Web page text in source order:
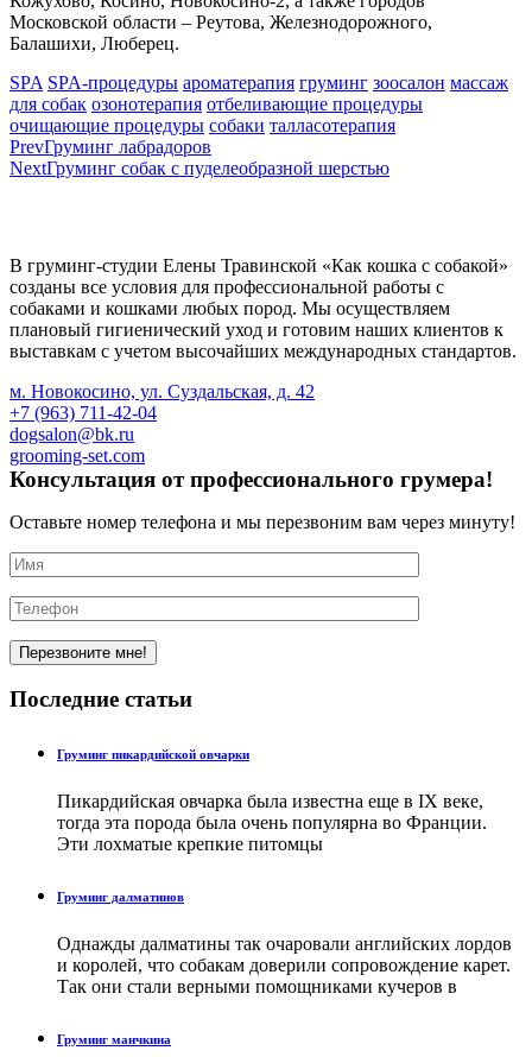
Московской области – Реутова, Железнодорожного,
Балашихи, Люберец.
SPA SPA-процедуры ароматерапия груминг зоосалон массаж
для собак озонотерапия отбеливающие процедуры
очищающие процедуры собаки талласотерапия
PrevГруминг лабрадоров
NextГруминг собак с пуделеобразной шерстью
В груминг-студии Елены Травинской «Как кошка с собакой»
созданы все условия для профессиональной работы с
собаками и кошками любых пород. Мы осуществляем
плановый гигиенический уход и готовим наших клиентов к
выставкам с учетом высочайших международных стандартов.
м. Новокосино, ул. Суздальская, д. 42
+7 (963) 711-42-04
dogsalon@bk.ru
grooming-set.com
Консультация от профессионального грумера!
Оставьте номер телефона и мы перезвоним вам через минуту!
Последние статьи
Груминг пикардийской овчарки
Пикардийская овчарка была известна еще в IX веке,
тогда эта порода была очень популярна во Франции.
Эти лохматые крепкие питомцы
Груминг далматинов
Однажды далматины так очаровали английских лордов
и королей, что собакам доверили сопровождение карет.
Так они стали верными помощниками кучеров в
Груминг манчкина